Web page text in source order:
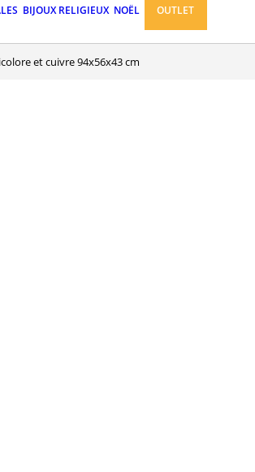
BIJOUX RELIGIEUX NOËL OUTLET
et cuivre 94x56x43 cm